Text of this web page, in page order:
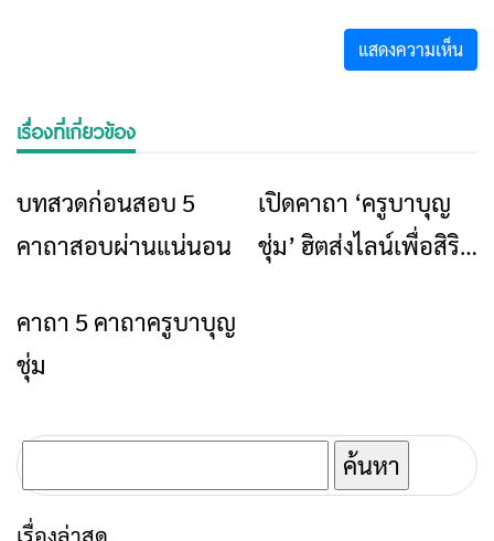
เรื่องที่เกี่ยวข้อง
ข่าวเชียงราย
บทสวดก่อนสอบ 5
คาถาสอบผ่านแน่นอน
ศิลปวัฒนธรรม
เปิดคาถา ‘ครูบาบุญ
ชุ่ม’ ฮิตส่งไลน์เพื่อสิริ
ศิลปวัฒนธรรม
คาถา 5 คาถาครูบาบุญ
ชุ่ม
ค้นหา
สำหรับ:
เรื่องล่าสุด